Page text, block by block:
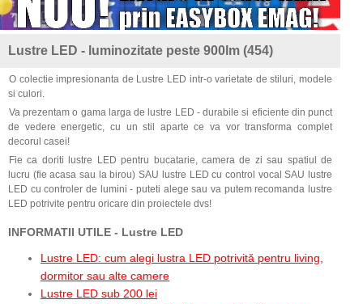
Lustre LED - luminozitate peste 900lm (454)
O colectie impresionanta de Lustre LED intr-o varietate de stiluri, modele
si culori.
Va prezentam o gama larga de lustre LED - durabile si eficiente din punct
de vedere energetic, cu un stil aparte ce va vor transforma complet
decorul casei!
Fie ca doriti lustre LED pentru bucatarie, camera de zi sau spatiul de
lucru (fie acasa sau la birou) SAU lustre LED cu control vocal SAU lustre
LED cu controler de lumini - puteti alege sau va putem recomanda lustre
LED potrivite pentru oricare din proiectele dvs!
INFORMATII UTILE - Lustre LED
Lustre LED: cum alegi lustra LED potrivită pentru living,
dormitor sau alte camere
Lustre LED sub 200 lei